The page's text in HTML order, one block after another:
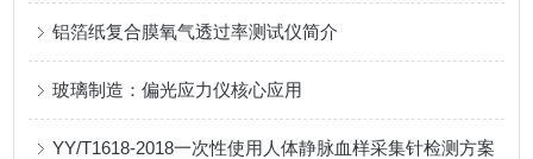
铝箔纸复合膜氧气透过率测试仪简介
玻璃制造：偏光应力仪核心应用
YY/T1618-2018一次性使用人体静脉血样采集针检测方案